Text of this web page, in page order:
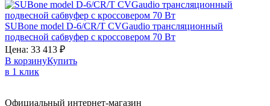
SUBone model D-6/CR/T CVGaudio трансляционный
подвесной сабвуфер с кроссовером 70 Вт
Цена: 33 413 ₽
В корзинуКупить
в 1 клик
Официальный интернет-магазин